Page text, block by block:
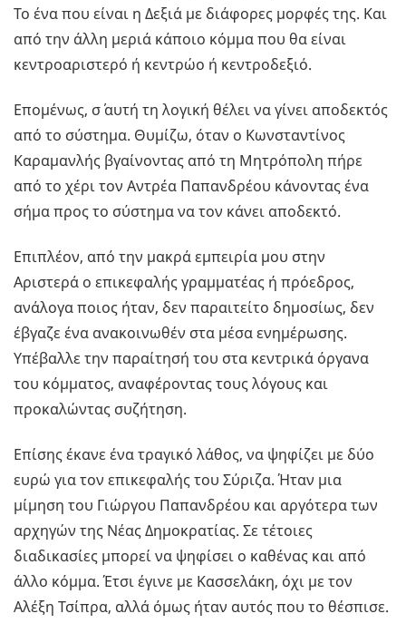
Το ένα που είναι η Δεξιά με διάφορες μορφές της. Και
από την άλλη μεριά κάποιο κόμμα που θα είναι
κεντροαριστερό ή κεντρώο ή κεντροδεξιό.
Επομένως, σ΄ αυτή τη λογική θέλει να γίνει αποδεκτός
από το σύστημα. Θυμίζω, όταν ο Κωνσταντίνος
Καραμανλής βγαίνοντας από τη Μητρόπολη πήρε
από το χέρι τον Αντρέα Παπανδρέου κάνοντας ένα
σήμα προς το σύστημα να τον κάνει αποδεκτό.
Επιπλέον, από την μακρά εμπειρία μου στην
Αριστερά ο επικεφαλής γραμματέας ή πρόεδρος,
ανάλογα ποιος ήταν, δεν παραιτείτο δημοσίως, δεν
έβγαζε ένα ανακοινωθέν στα μέσα ενημέρωσης.
Υπέβαλλε την παραίτησή του στα κεντρικά όργανα
του κόμματος, αναφέροντας τους λόγους και
προκαλώντας συζήτηση.
Επίσης έκανε ένα τραγικό λάθος, να ψηφίζει με δύο
ευρώ για τον επικεφαλής του Σύριζα. Ήταν μια
μίμηση του Γιώργου Παπανδρέου και αργότερα των
αρχηγών της Νέας Δημοκρατίας. Σε τέτοιες
διαδικασίες μπορεί να ψηφίσει ο καθένας και από
άλλο κόμμα. Έτσι έγινε με Κασσελάκη, όχι με τον
Αλέξη Τσίπρα, αλλά όμως ήταν αυτός που το θέσπισε.